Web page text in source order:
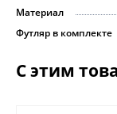
Материал
Футляр в комплекте
С этим